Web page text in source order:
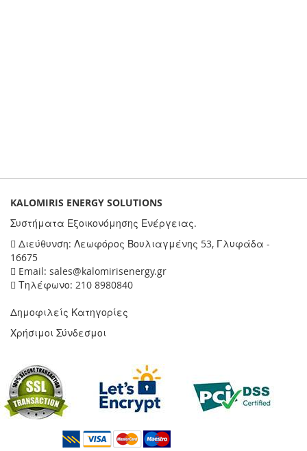
KALOMIRIS ENERGY SOLUTIONS
Συστήματα Εξοικονόμησης Ενέργειας.
Διεύθυνση: Λεωφόρος Βουλιαγμένης 53, Γλυφάδα -
16675
Email: sales@kalomirisenergy.gr
Τηλέφωνο: 210 8980840
Δημοφιλείς Κατηγορίες
Χρήσιμοι Σύνδεσμοι